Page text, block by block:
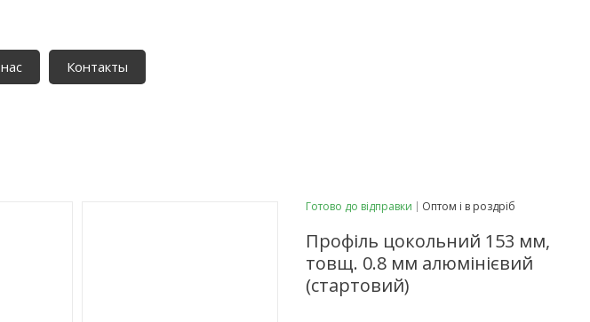
Контакты
Готово до відправки Оптом і в роздріб
Профіль цокольний 153 мм,
товщ. 0.8 мм алюмінієвий
(стартовий)